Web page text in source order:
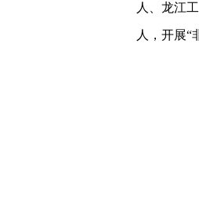
人、龙江
人，开展“